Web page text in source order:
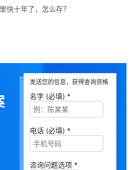
快十年了，怎么存？
发送您的信息，获得查询资格
名字 (必填) *
电话 (必填) *
咨询问题选项 *